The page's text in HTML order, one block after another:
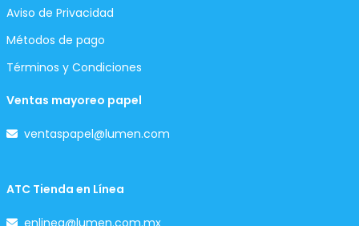
Aviso de Privacidad
Métodos de pago
Términos y Condiciones
Ventas mayoreo papel
ventaspapel@lumen.com
ATC Tienda en Línea
enlinea@lumen.com.mx